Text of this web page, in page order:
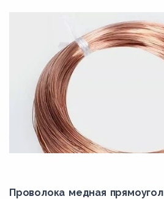
Проволока медная